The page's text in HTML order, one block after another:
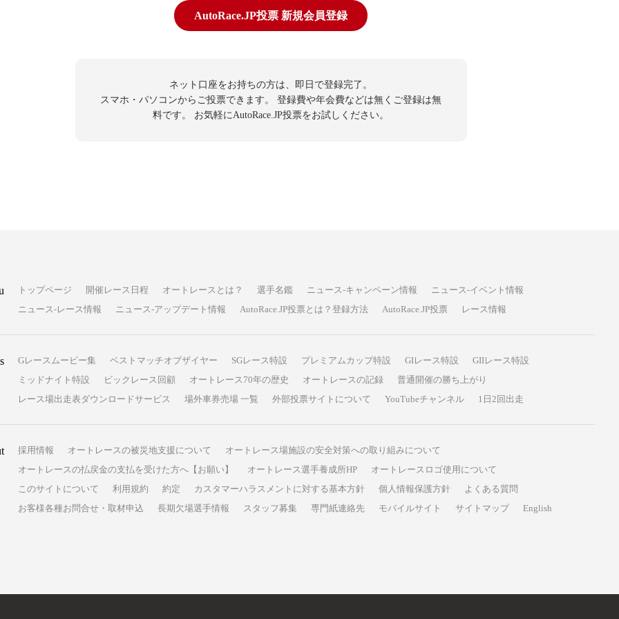
AutoRace.JP投票 新規会員登録
ネット口座をお持ちの方は、即日で登録完了。
スマホ・パソコンからご投票できます。
登録費や年会費などは無くご登録は無
料です。
お気軽にAutoRace.JP投票をお試しください。
トップページ 開催レース日程 オートレースとは？ 選手名鑑 ニュース-キャンペーン情報
ニュース-イベント情報
ニュース-レース情報
ニュース-アップデート情報 AutoRace.JP投票とは？登録方法 AutoRace.JP投票 レース情報
Gレースムービー集 ベストマッチオブザイヤー SGレース特設 プレミアムカップ特設 GIレース特設
GIIレース特設
ミッドナイト特設
ビックレース回顧 オートレース70年の歴史 オートレースの記録
普通開催の勝ち上がり
レース場出走表ダウンロードサービス
場外車券売場 一覧 外部投票サイトについて YouTubeチャンネル 1日2回出走
採用情報 オートレースの被災地支援について
オートレース場施設の安全対策への取り組みについて
オートレースの払戻金の支払を受けた方へ【お願い】
オートレース選手養成所HP
オートレースロゴ使用について
このサイトについて
利用規約 約定 カスタマーハラスメントに対する基本方針 個人情報保護方針
よくある質問
お客様各種お問合せ・取材申込
長期欠場選手情報 スタッフ募集 専門紙連絡先 モバイルサイト サイトマップ English